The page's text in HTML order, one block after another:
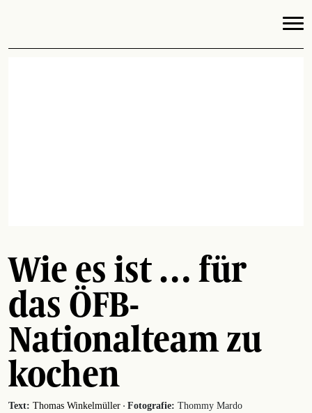
Wie es ist … für
das ÖFB-
Nationalteam zu
kochen
Text: Thomas Winkelmüller · Fotografie: Thommy Mardo